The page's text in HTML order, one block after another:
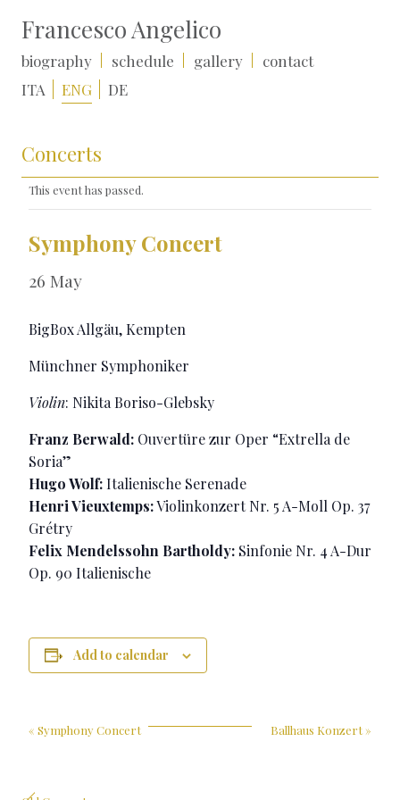
Francesco Angelico
biography schedule gallery
contact
ITA
ENG DE
Concerts
This event has passed.
Symphony Concert
26 May
BigBox Allgäu, Kempten
Münchner Symphoniker
Violin: Nikita Boriso-Glebsky
Franz Berwald:Ouvertüre zur Oper “Extrella de
Soria”
Hugo Wolf:Italienische Serenade
Henri Vieuxtemps:Violinkonzert Nr. 5 A-Moll Op. 37
Grétry
Felix Mendelssohn Bartholdy: Sinfonie Nr. 4 A-Dur
Op. 90 Italienische
Add to calendar
« Symphony Concert Ballhaus Konzert»